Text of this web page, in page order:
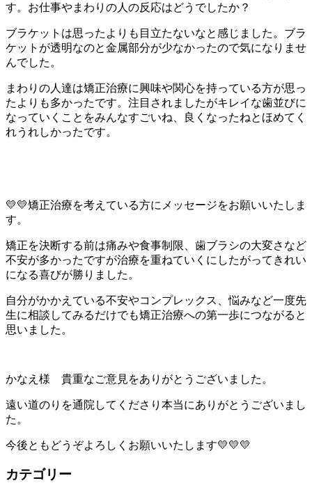
す。お仕事やまわりの人の反応はどうでしたか？
ブラケットは思ったよりも目立たないなと感じました。ブラ
ケットが透明なのと金属部分が少なかったので気になりませ
んでした。
まわりの人達は矯正治療に興味や関心を持っている方が思っ
たよりも多かったです。注目されましたがキレイな歯並びに
なっていくことをみんなすごいね、良くなったねとほめてく
れうれしかったです。
💛💛矯正治療を考えている方にメッセージをお願いいたしま
す。
矯正を決断する前は痛みや食事制限、歯ブラシの大変さなど
不安が多かったですが治療を重ねていくにしたがってきれい
になる喜びが勝りました。
自分がかかえている不安やコンプレックス、悩みなど一度先
生に相談してみるだけでも矯正治療への第一歩につながると
思いました。
かなえ様 貴重なご意見をありがとうございました。
遠い道のりを通院してくださり本当にありがとうございまし
た。
今後ともどうぞよろしくお願いいたします💛💛💛
カテゴリー